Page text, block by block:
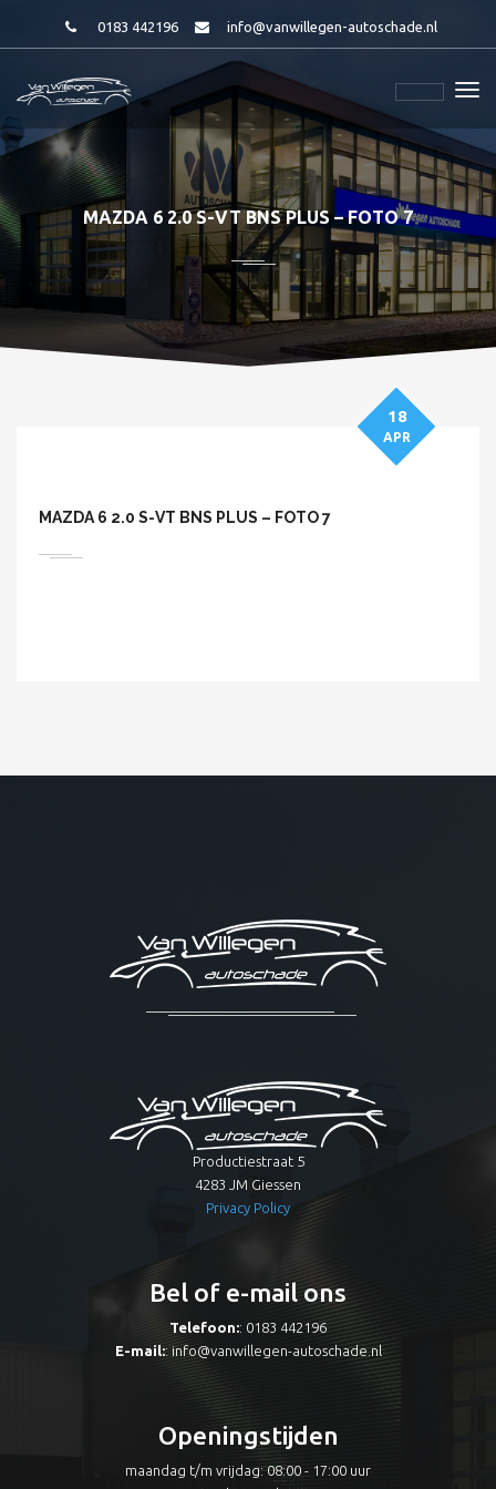
0183 442196 info@vanwillegen-autoschade.nl
MAZDA 6 2.0 S-VT BNS PLUS – FOTO 7
MAZDA 6 2.0 S-VT BNS PLUS – FOTO 7
18
APR
Productiestraat 5
4283 JM Giessen
Privacy Policy
Bel of e-mail ons
Telefoon:: 0183 442196
E-mail:: info@vanwillegen-autoschade.nl
Openingstijden
maandag t/m vrijdag: 08:00 - 17:00 uur